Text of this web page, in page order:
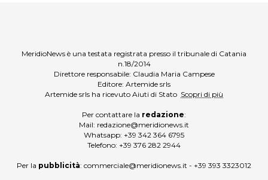
MeridioNews è una testata registrata presso il tribunale di Catania
n.18/2014
Direttore responsabile: Claudia Maria Campese
Editore: Artemide srls
Artemide srls ha ricevuto Aiuti di Stato Scopri di più
Per contattare la redazione:
Mail: redazione@meridionews.it
Whatsapp: +39 342 364 6795
Telefono: +39 376 282 2944
Per la pubblicità: commerciale@meridionews.it - +39 393 3323012